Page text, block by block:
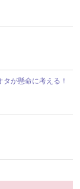
が懸命に考える！